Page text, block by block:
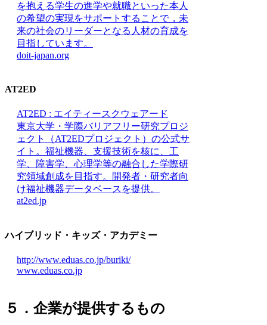
を抱える学生の進学や就職といった本人
の希望の実現をサポートすることで，未
来の社会のリーダーとなる人材の育成を
目指しています。
doit-japan.org
AT2ED
AT2ED : エイティースクウェアード
東京大学・学際バリアフリー研究プロジ
ェクト（AT2EDプロジェクト）の公式サ
イト。福祉機器、支援技術を核に、工
学、障害学、心理学等の融合した学際研
究領域創成を目指す。開発者・研究者向
け福祉機器データベースを提供。
at2ed.jp
ハイブリッド・キッズ・アカデミー
http://www.eduas.co.jp/buriki/
www.eduas.co.jp
５．企業が提供するもの